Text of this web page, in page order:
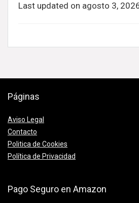
Last updated on agosto 3,
Páginas
Aviso Legal
Contacto
Politica de Cookies
Política de Privacidad
Pago Seguro en Amazon